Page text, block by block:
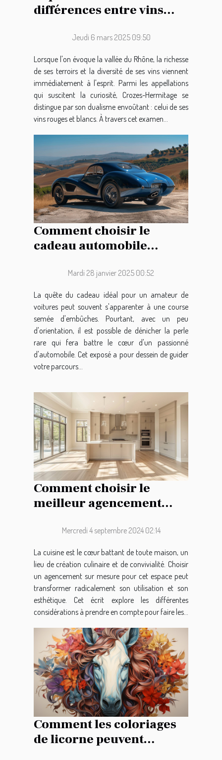
différences entre vins
Crozes-Hermitage
Jeudi 6 mars 2025 09:50
Lorsque l'on évoque la vallée du Rhône, la richesse
de ses terroirs et la diversité de ses vins viennent
immédiatement à l'esprit. Parmi les appellations
qui suscitent la curiosité, Crozes-Hermitage se
distingue par son dualisme envoûtant : celui de ses
vins rouges et blancs. À travers cet examen...
Comment choisir le
cadeau automobile
passionnés de voitures
Mardi 28 janvier 2025 00:52
La quête du cadeau idéal pour un amateur de
voitures peut souvent s'apparenter à une course
semée d'embûches. Pourtant, avec un peu
d'orientation, il est possible de dénicher la perle
rare qui fera battre le cœur d'un passionné
d'automobile. Cet exposé a pour dessein de guider
votre parcours...
Comment choisir le
meilleur agencement
mesureMercredi 4 septembre 2024 02:14
La cuisine est le cœur battant de toute maison, un
lieu de création culinaire et de convivialité. Choisir
un agencement sur mesure pour cet espace peut
transformer radicalement son utilisation et son
esthétique. Cet écrit explore les différentes
considérations à prendre en compte pour faire les...
Comment les coloriages
de licorne peuvent